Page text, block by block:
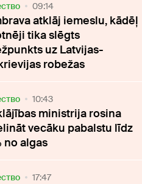
09:14
atklāj iemeslu, kādēļ
tika slēgts
uz Latvijas-
robežas
10:43
ministrija rosina
vecāku pabalstu līdz
no algas
17:47